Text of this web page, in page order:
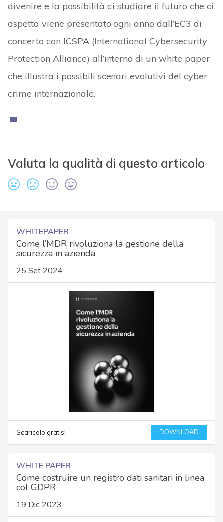
divenire e la possibilità di studiare il futuro che ci
aspetta viene presentato ogni anno dall’EC3 di
concerto con ICSPA (International Cybersecurity
Protection Alliance) all’interno di un white paper
che illustra i possibili scenari evolutivi del cyber
crime internazionale.
Valuta la qualità di questo articolo
WHITEPAPER
Come l’MDR rivoluziona la gestione della
sicurezza in azienda
25 Set 2024
Scaricalo gratis! DOWNLOAD
WHITE PAPER
Come costruire un registro dati sanitari in linea
col GDPR
19 Dic 2023